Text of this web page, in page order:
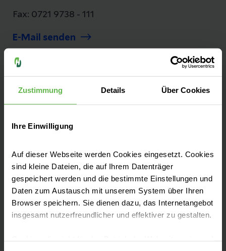
Zustimmung Details Über Cookies
Ihre Einwilligung
Auf dieser Webseite werden Cookies eingesetzt. Cookies
sind kleine Dateien, die auf Ihrem Datenträger
gespeichert werden und die bestimmte Einstellungen und
Daten zum Austausch mit unserem System über Ihren
Browser speichern. Sie dienen dazu, das Internetangebot
insgesamt nutzerfreundlicher und effektiver zu gestalten.
Fax: 0721 9738 - 111
E-Mail senden
Die Helios Klinik für Herzchirurgie Karlsruhe
steht für herzchirurgische Behandlung auf
Leistungen finden